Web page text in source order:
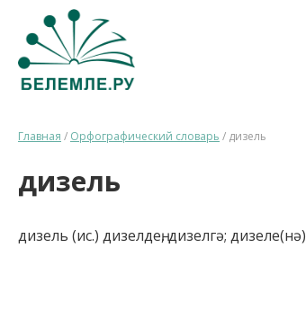
Главная / Орфографический словарь / дизель
дизель
дизель (ис.) дизелдең, дизелгә; дизеле(нә)